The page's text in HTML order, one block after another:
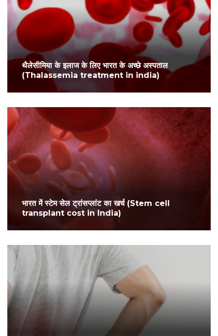
थैलेसीमिया के इलाज के लिए भारत के अच्छे अस्पताल
(Thalassemia treatment in india)
भारत में स्टेम सेल ट्रांसप्लांट का खर्च (Stem cell
transplant cost in India)